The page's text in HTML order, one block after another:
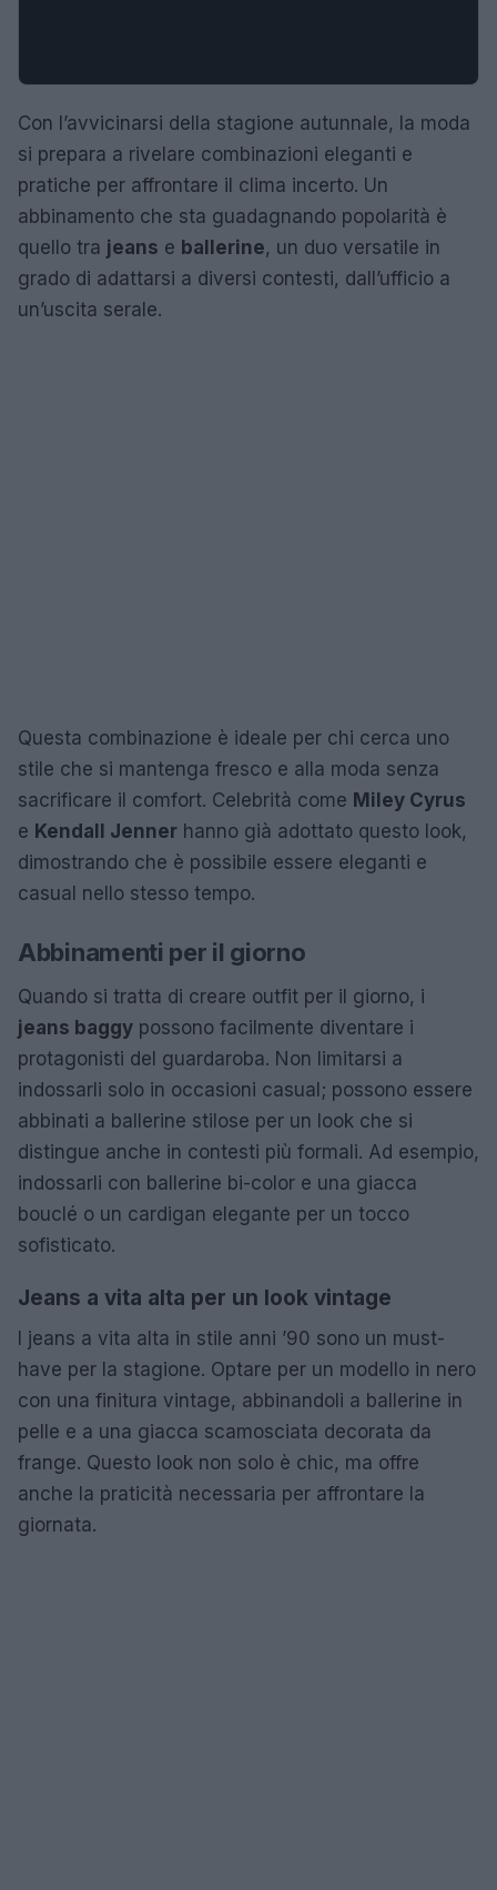
Con l’avvicinarsi della stagione autunnale, la moda
si prepara a rivelare combinazioni eleganti e
pratiche per affrontare il clima incerto. Un
abbinamento che sta guadagnando popolarità è
quello tra jeans e ballerine, un duo versatile in
grado di adattarsi a diversi contesti, dall’ufficio a
un’uscita serale.
Questa combinazione è ideale per chi cerca uno
stile che si mantenga fresco e alla moda senza
sacrificare il comfort. Celebrità come Miley Cyrus
e Kendall Jenner hanno già adottato questo look,
dimostrando che è possibile essere eleganti e
casual nello stesso tempo.
Abbinamenti per il giorno
Quando si tratta di creare outfit per il giorno, i
jeans baggy possono facilmente diventare i
protagonisti del guardaroba. Non limitarsi a
indossarli solo in occasioni casual; possono essere
abbinati a ballerine stilose per un look che si
distingue anche in contesti più formali. Ad esempio,
indossarli con ballerine bi-color e una giacca
bouclé o un cardigan elegante per un tocco
sofisticato.
Jeans a vita alta per un look vintage
I jeans a vita alta in stile anni ’90 sono un must-
have per la stagione. Optare per un modello in nero
con una finitura vintage, abbinandoli a ballerine in
pelle e a una giacca scamosciata decorata da
frange. Questo look non solo è chic, ma offre
anche la praticità necessaria per affrontare la
giornata.